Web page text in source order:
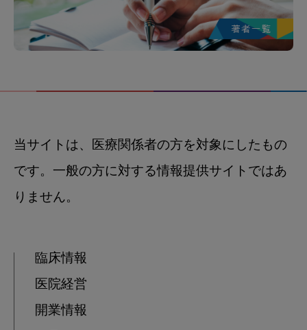
当サイトは、医療関係者の方を対象にしたもの
です。一般の方に対する情報提供サイトではあ
りません。
臨床情報
医院経営
開業情報